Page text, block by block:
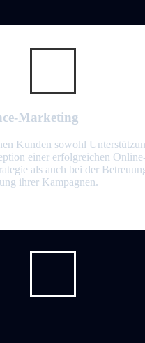
Marketing
Kunden sowohl
einer erfolgreichen
als auch bei der
ihrer Kampagnen.